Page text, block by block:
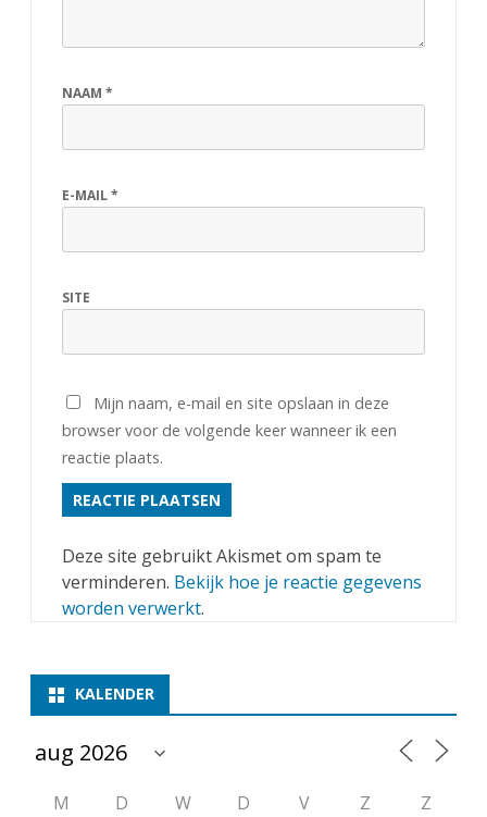
NAAM *
E-MAIL*
SITE
Mijn naam, e-mail en site opslaan in deze
browser voor de volgende keer wanneer ik een
reactie plaats.
Deze site gebruikt Akismet om spam te
verminderen. Bekijk hoe je reactie gegevens
worden verwerkt.
KALENDER
M D W D V Z
Z